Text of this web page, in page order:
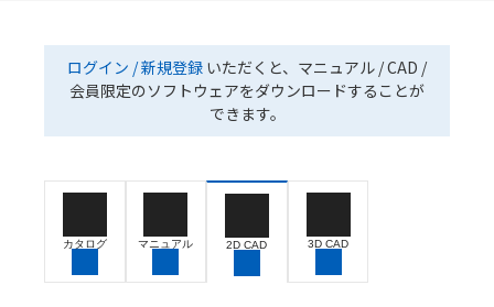
ログイン / 新規登録 いただくと、マニュアル / CAD /
会員限定のソフトウェアをダウンロードすることが
できます。
カタログ マニュアル 2D CAD 3D CAD